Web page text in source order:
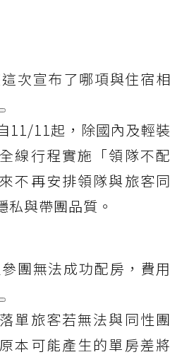
次宣布了哪項與住宿相
11/11起，除國內及輕裝
線行程實施「領隊不配
不再安排領隊與旅客同
私與帶團品質。
團無法成功配房，費用
單旅客若無法與同性團
本可能產生的單房差將